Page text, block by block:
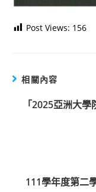
Post Views: 156
相關內容
「2025亞洲大
111學年度第二